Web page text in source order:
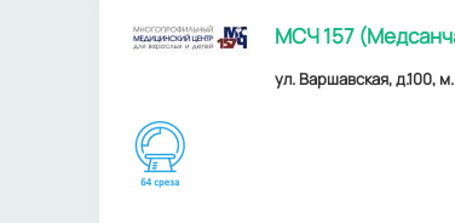
МСЧ 157
ул. Варшавская, д.100,